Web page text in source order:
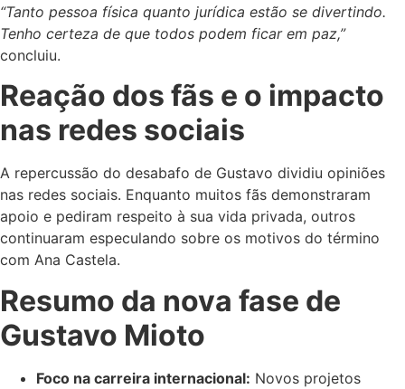
“Tanto pessoa física quanto jurídica estão se divertindo.
Tenho certeza de que todos podem ficar em paz,”
concluiu.
Reação dos fãs e o impacto
nas redes sociais
A repercussão do desabafo de Gustavo dividiu opiniões
nas redes sociais. Enquanto muitos fãs demonstraram
apoio e pediram respeito à sua vida privada, outros
continuaram especulando sobre os motivos do término
com Ana Castela.
Resumo da nova fase de
Gustavo Mioto
Foco na carreira internacional: Novos projetos